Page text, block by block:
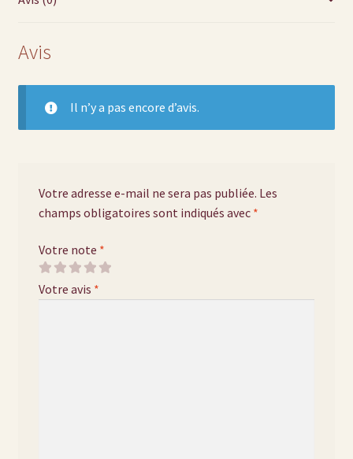
Avis
Il n’y a pas encore d’avis.
Votre adresse e-mail ne sera pas publiée. Les
champs obligatoires sont indiqués avec *
Votre note *
Votre avis *